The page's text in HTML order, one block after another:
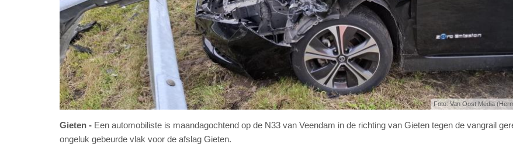
Foto: Van Oost Media
Gieten
Een automobiliste is maandagochtend op de N33 van Veendam in de richting van Gieten tegen de vangrail
ongeluk gebeurde vlak voor de afslag Gieten.